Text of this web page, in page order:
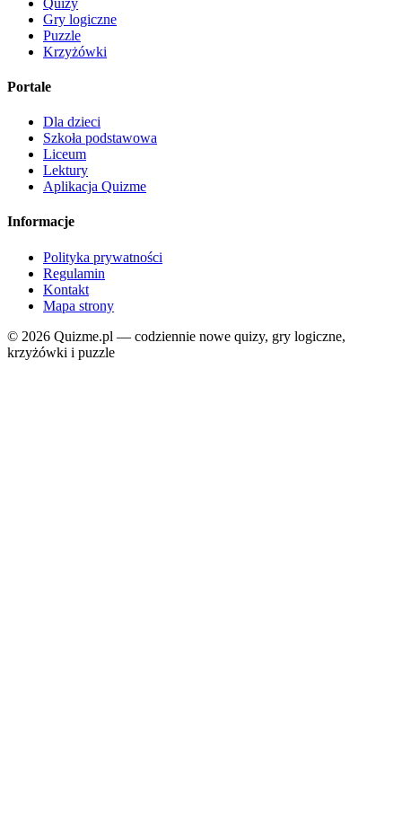
Gry logiczne
Puzzle
Krzyżówki
Portale
Dla dzieci
Szkoła podstawowa
Liceum
Lektury
Aplikacja Quizme
Informacje
Polityka prywatności
Regulamin
Kontakt
Mapa strony
© 2026 Quizme.pl — codziennie nowe quizy, gry logiczne,
krzyżówki i puzzle